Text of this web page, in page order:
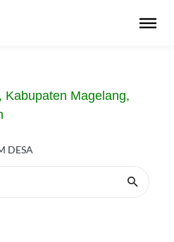
Kabupaten Magelang,
DESA